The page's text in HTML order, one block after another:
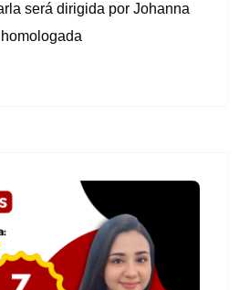
será dirigida por Johanna